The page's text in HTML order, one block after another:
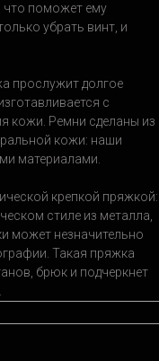
что поможет ему
убрать винт, и
прослужит долгое
с
кожи. Ремни сделаны из
кожи: наши
материалами.
крепкой пряжкой:
стиле из металла,
может незначительно
Такая пряжка
брюк и подчеркнет